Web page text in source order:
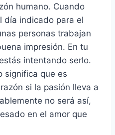
humano. Cuando
día indicado para el
personas trabajan
impresión. En tu
intentando serlo.
significa que es
si la pasión lleva a
no será así,
en el amor que